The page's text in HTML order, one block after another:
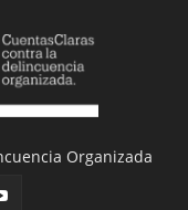
Organizada